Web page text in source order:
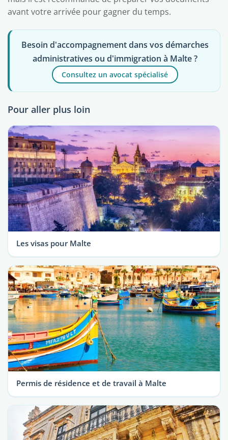
avant votre arrivée pour gagner du temps.
Besoin d'accompagnement dans vos démarches
administratives ou d'immigration à Malte ?
Consultez un avocat spécialisé
Pour aller plus loin
Les visas pour Malte
Permis de résidence et de travail à Malte